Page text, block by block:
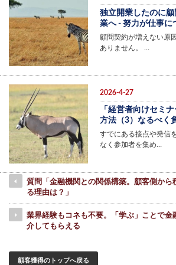
独立開業したのに
業へ - 努力が仕事に
顧問契約が増えない原
ありません。 …
2026-4-27
「経営者向けセミ
方法（3）なるべく
すでにある接点や発信
なく参加者を集め…
質問「金融機関との関係構築。顧客側から
る理由は？」
業界経験もコネも不要。「学ぶ」ことで金
介してもらえる
顧客獲得のトップへ戻る